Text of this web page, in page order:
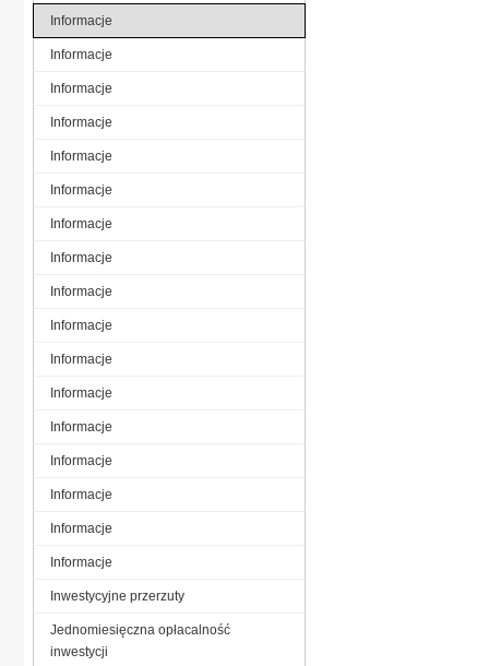
Informacje
Informacje
Informacje
Informacje
Informacje
Informacje
Informacje
Informacje
Informacje
Informacje
Informacje
Informacje
Informacje
Informacje
Informacje
Informacje
Informacje
Inwestycyjne przerzuty
Jednomiesięczna opłacalność
inwestycji